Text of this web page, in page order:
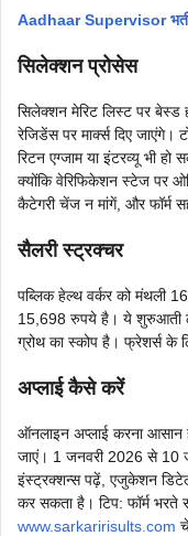
Aadhaar Supervisor
सिलेक्शन प्रोसेस
सिलेक्शन मेरिट लिस्ट पर बेस्ड
रेजिडेंस पर मार्क्स दिए
रिटन एग्जाम या इंटरव्यू भी
क्योंकि वेरिफिकेशन स्टेज पर
कैटेगरी चेंज न मांगें, और फॉर्म
सैलरी स्ट्रक्चर
पब्लिक हेल्थ वर्कर को मंथली
15,698 रुपये है। ये शुरुआती
ग्रोथ का स्कोप है। फ्रेशर्स के
अप्लाई कैसे करें
ऑनलाइन अप्लाई करना
जाएं। 1 जनवरी 2026 से 10
इंस्ट्रक्शन्स पढ़ें, एजुकेशन
कर सकता है। टिप: फॉर्म
www.sarkaririsults.com